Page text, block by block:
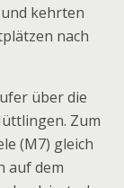
kehrten
nach
über die
Zum
(M7) gleich
auf dem